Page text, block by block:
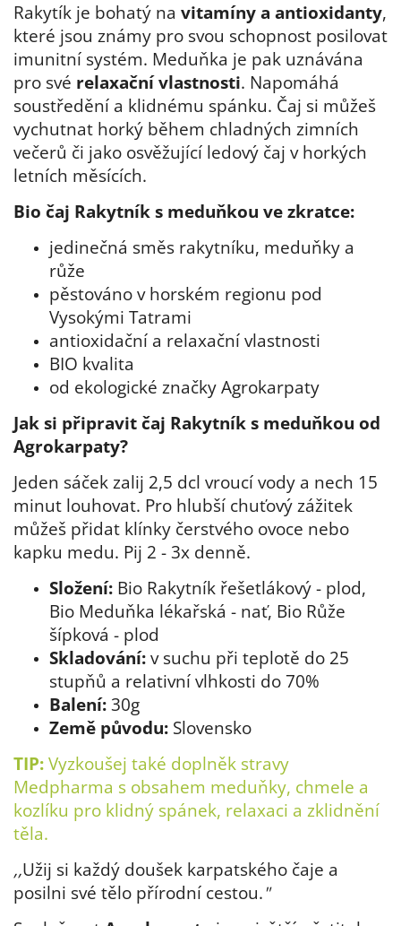
Rakytík je bohatý na vitamíny a antioxidanty,
které jsou známy pro svou schopnost posilovat
imunitní systém. Meduňka je pak uznávána
pro své relaxační vlastnosti. Napomáhá
soustředění a klidnému spánku. Čaj si můžeš
vychutnat horký během chladných zimních
večerů či jako osvěžující ledový čaj v horkých
letních měsících.
Bio čaj Rakytník s meduňkou ve zkratce:
jedinečná směs rakytníku, meduňky a
růže
pěstováno v horském regionu pod
Vysokými Tatrami
antioxidační a relaxační vlastnosti
BIO kvalita
od ekologické značky Agrokarpaty
Jak si připravit čaj Rakytník s meduňkou od
Agrokarpaty?
Jeden sáček zalij 2,5 dcl vroucí vody a nech 15
minut louhovat. Pro hlubší chuťový zážitek
můžeš přidat klínky čerstvého ovoce nebo
kapku medu. Pij 2 - 3x denně.
Složení: Bio Rakytník řešetlákový - plod,
Bio Meduňka lékařská - nať, Bio Růže
šípková - plod
Skladování: v suchu při teplotě do 25
stupňů a relativní vlhkosti do 70%
Balení: 30g
Země původu: Slovensko
TIP: Vyzkoušej také doplněk stravy
Medpharma s obsahem meduňky, chmele a
kozlíku pro klidný spánek, relaxaci a zklidnění
těla.
,,Užij si každý doušek karpatského čaje a
posilni své tělo přírodní cestou."